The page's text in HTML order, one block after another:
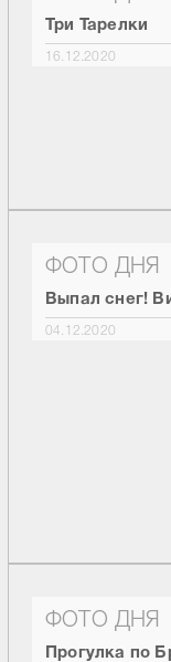
Три Тарелки
16.12.2020
ФОТО ДНЯ
Выпал снег!
04.12.2020
ФОТО ДНЯ
Прогулка по